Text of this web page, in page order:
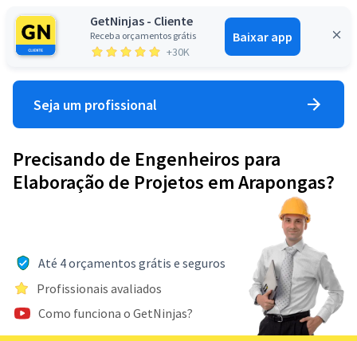
GetNinjas - Cliente
Receba orçamentos grátis
+30K
Baixar app
Entrar
Seja um profissional
Precisando de Engenheiros para
Elaboração de Projetos em Arapongas?
Até 4 orçamentos grátis e seguros
Profissionais avaliados
Como funciona o GetNinjas?